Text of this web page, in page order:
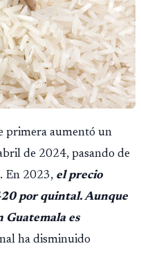
primera aumentó un
de 2024, pasando de
En 2023, el precio
por quintal. Aunque
Guatemala es
ha disminuido